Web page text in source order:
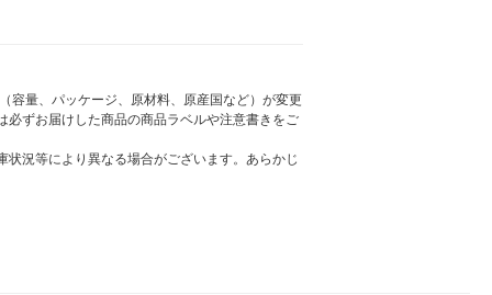
容量、パッケージ、原材料、原産国など）が変更
ずお届けした商品の商品ラベルや注意書きをご
況等により異なる場合がございます。あらかじ